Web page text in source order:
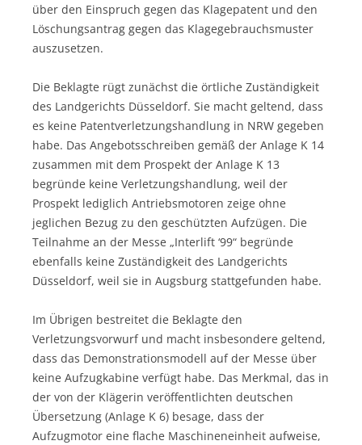
über den Einspruch gegen das Klagepatent und den
Löschungsantrag gegen das Klagegebrauchsmuster
auszusetzen.
Die Beklagte rügt zunächst die örtliche Zuständigkeit
des Landgerichts Düsseldorf. Sie macht geltend, dass
es keine Patentverletzungshandlung in NRW gegeben
habe. Das Angebotsschreiben gemäß der Anlage K 14
zusammen mit dem Prospekt der Anlage K 13
begründe keine Verletzungshandlung, weil der
Prospekt lediglich Antriebsmotoren zeige ohne
jeglichen Bezug zu den geschützten Aufzügen. Die
Teilnahme an der Messe „Interlift ‘99“ begründe
ebenfalls keine Zuständigkeit des Landgerichts
Düsseldorf, weil sie in Augsburg stattgefunden habe.
Im Übrigen bestreitet die Beklagte den
Verletzungsvorwurf und macht insbesondere geltend,
dass das Demonstrationsmodell auf der Messe über
keine Aufzugkabine verfügt habe. Das Merkmal, das in
der von der Klägerin veröffentlichten deutschen
Übersetzung (Anlage K 6) besage, dass der
Aufzugmotor eine flache Maschineneinheit aufweise,